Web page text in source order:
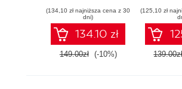
(134,10 zł najniższa cena z 30
dni)
134.10 zł
149.00zł (-10%)
and
(125,10 zł